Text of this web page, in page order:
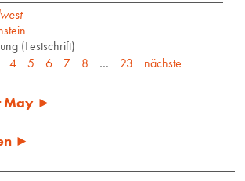
(Festschrift)
4 5 6 7 8 … 23 nächste
May ►
►